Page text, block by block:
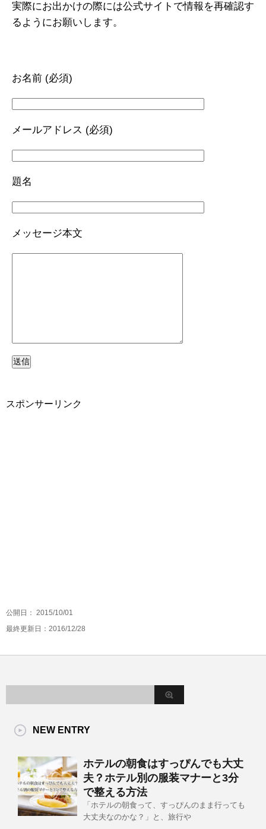
実際にお出かけの際には公式サイトで情報を再確認す
るようにお願いします。
お名前 (必須)
メールアドレス (必須)
題名
メッセージ本文
スポンサーリンク
公開日： 2015/10/01
最終更新日：2016/12/28
NEW ENTRY
ホテルの朝食はすっぴんでも大丈
夫？ホテル別の服装マナーと3分
で整える方法
「ホテルの朝食って、すっぴんのまま行っても
大丈夫なのかな？」と、旅行や